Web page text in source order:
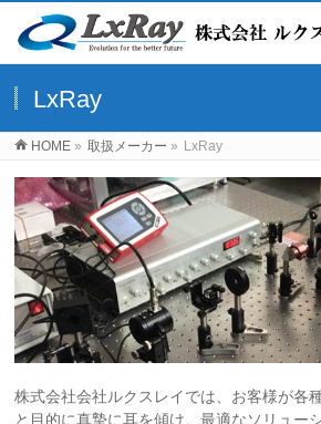
LxRay
HOME » 取扱メーカー » LxRay
株式会社会社ルクスレイでは、お客様が各
と目的に真摯に耳を傾け、最適なソリュー